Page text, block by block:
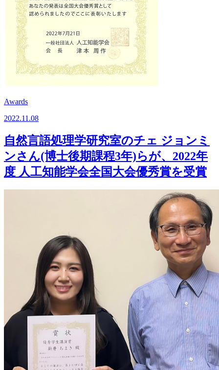
Awards
2022.11.08
自然言語処理学研究室のチェ ジョンミ
ンさん(博士後期課程3年)らが、2022年
度 人工知能学会全国大会優秀賞を受賞